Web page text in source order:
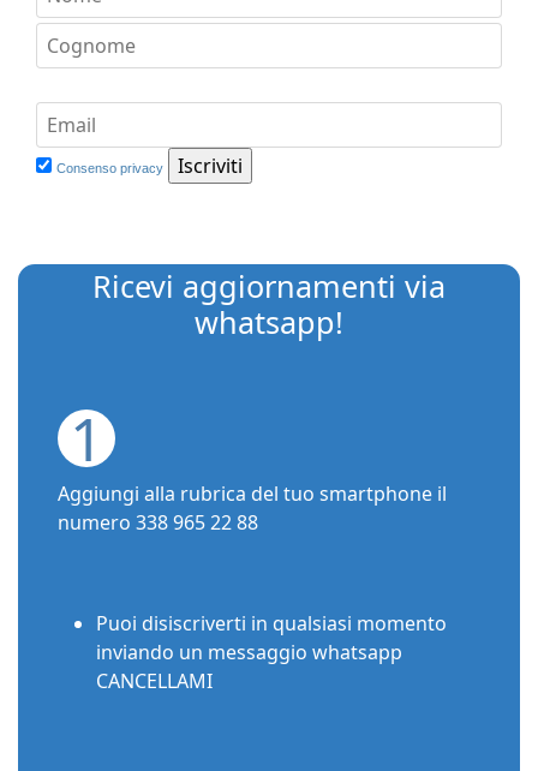
Consenso privacy
Ricevi aggiornamenti via
whatsapp!
1
Aggiungi alla rubrica del tuo smartphone il
numero 338 965 22 88
Puoi disiscriverti in qualsiasi momento
inviando un messaggio whatsapp
CANCELLAMI